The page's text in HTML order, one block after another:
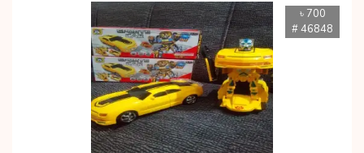
৳ 700
# 46848